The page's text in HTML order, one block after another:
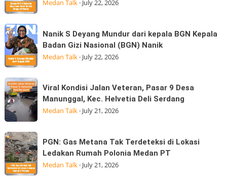
Laksanakan
Kepemimpinan
Strategis
di
Guncang
Gayo
Lues
Aceh
Terasa
di
Medan
Gempa
Medan Talk· July 22, 2026
Nanik
S
Deyang
Mundur
dari
kepala
BGN
Kepala
Gizi
Nasional
(BGN) Nanik
Nanik S Deyang Mundur dari kepala BGN Kepala
Badan Gizi Nasional (BGN) Nanik
Medan Talk· July 22, 2026
Viral
Kondisi
Jalan
Veteran,
Pasar
9
Desa
Manunggal,
Viral Kondisi Jalan Veteran, Pasar 9 Desa
Manunggal, Kec. Helvetia Deli Serdang
Medan Talk· July 21, 2026
PGN:
Gas
Metana
Tak
PGN: Gas Metana Tak Terdeteksi di Lokasi
Ledakan Rumah Polonia Medan PT
Medan Talk· July 21, 2026